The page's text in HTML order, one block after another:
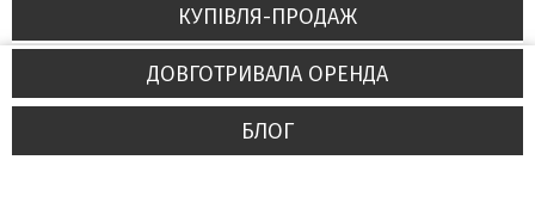
КУПІВЛЯ-ПРОДАЖ
ДОВГОТРИВАЛА ОРЕНДА
БЛОГ